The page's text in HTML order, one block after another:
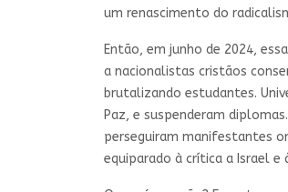
um renascimento do
Então, em junho de 2024,
a nacionalistas cristãos
brutalizando estudantes.
Paz, e suspenderam
perseguiram manifestantes
equiparado à crítica a Israel